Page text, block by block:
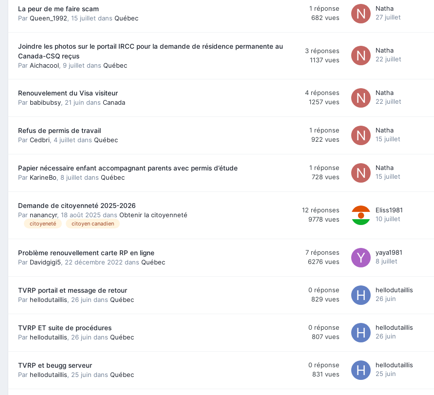
La peur de me faire scam
Par Queen_1992, 15 juillet dans Québec
1 réponse
682 vues
Natha
27 juillet
Joindre les photos sur le portail IRCC pour la demande de résidence permanente au
Canada-CSQ reçus
Par Aichacool, 9 juillet dans Québec
3 réponses
1137 vues
Natha
22 juillet
Renouvelement du Visa visiteur
Par babibubsy, 21 juin dans Canada
4 réponses
1257 vues
Natha
22 juillet
Refus de permis de travail
Par Cedbri, 4 juillet dans Québec
1 réponse
922 vues
Natha
15 juillet
Papier nécessaire enfant accompagnant parents avec permis d’étude
Par KarineBo, 8 juillet dans Québec
1 réponse
728 vues
Natha
15 juillet
Demande de citoyenneté 2025-2026
Par nanancyr, 18 août 2025 dans Obtenir la citoyenneté
citoyeneté citoyen canadien
12 réponses
9778 vues
Eliss1981
10 juillet
Problème renouvellement carte RP en ligne
Par Davidgigi5, 22 décembre 2022 dans Québec
7 réponses
6276 vues
yaya1981
8 juillet
TVRP portail et message de retour
Par hellodutaillis, 26 juin dans Québec
0 réponse
829 vues
hellodutaillis
26 juin
TVRP ET suite de procédures
Par hellodutaillis, 26 juin dans Québec
0 réponse
807 vues
hellodutaillis
26 juin
TVRP et beugg serveur
Par hellodutaillis, 25 juin dans Québec
0 réponse
831 vues
hellodutaillis
25 juin